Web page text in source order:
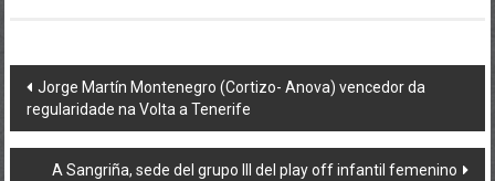
Post navigation
Jorge Martín Montenegro (Cortizo- Anova) vencedor da
regularidade na Volta a Tenerife
A Sangriña, sede del grupo III del play off infantil femenino